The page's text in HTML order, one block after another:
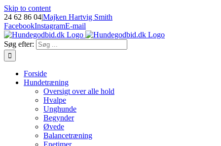
Skip to content
24 62 86 04|Majken Hartvig Smith
FacebookInstagramE-mail
Søg efter:
Forside
Hundetræning
Oversigt over alle hold
Hvalpe
Unghunde
Begynder
Øvede
Balancetræning
Enetimer